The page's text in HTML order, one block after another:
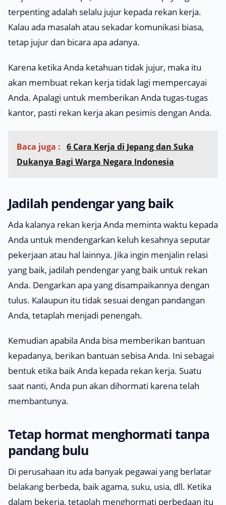
terpenting adalah selalu jujur kepada rekan kerja.
Kalau ada masalah atau sekadar komunikasi biasa,
tetap jujur dan bicara apa adanya.
Karena ketika Anda ketahuan tidak jujur, maka itu
akan membuat rekan kerja tidak lagi mempercayai
Anda. Apalagi untuk memberikan Anda tugas-tugas
kantor, pasti rekan kerja akan pesimis dengan Anda.
Baca juga : 6 Cara Kerja di Jepang dan Suka
Dukanya Bagi Warga Negara Indonesia
Jadilah pendengar yang baik
Ada kalanya rekan kerja Anda meminta waktu kepada
Anda untuk mendengarkan keluh kesahnya seputar
pekerjaan atau hal lainnya. Jika ingin menjalin relasi
yang baik, jadilah pendengar yang baik untuk rekan
Anda. Dengarkan apa yang disampaikannya dengan
tulus. Kalaupun itu tidak sesuai dengan pandangan
Anda, tetaplah menjadi penengah.
Kemudian apabila Anda bisa memberikan bantuan
kepadanya, berikan bantuan sebisa Anda. Ini sebagai
bentuk etika baik Anda kepada rekan kerja. Suatu
saat nanti, Anda pun akan dihormati karena telah
membantunya.
Tetap hormat menghormati tanpa
pandang bulu
Di perusahaan itu ada banyak pegawai yang berlatar
belakang berbeda, baik agama, suku, usia, dll. Ketika
dalam bekerja, tetaplah menghormati perbedaan itu